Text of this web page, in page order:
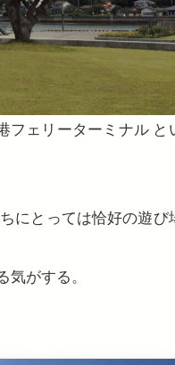
フェリーターミナル と
にとっては恰好の遊び
がする。